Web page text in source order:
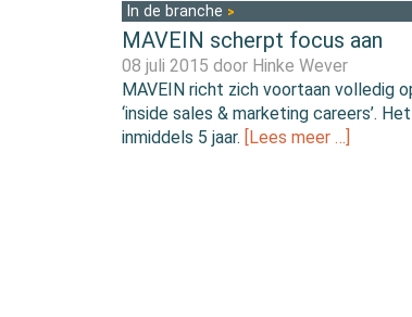
In de branche
MAVEIN scherpt focus aan
08 juli 2015 door Hinke Wever
MAVEIN richt zich voortaan volledig
‘inside sales & marketing careers’.
inmiddels 5 jaar. [Lees meer …]